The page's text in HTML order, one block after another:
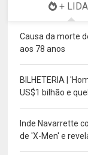
+
Causa da morte
aos 78 anos
BILHETERIA |
US$1 bilhão e
Inde Navarrette
de 'X-Men' e